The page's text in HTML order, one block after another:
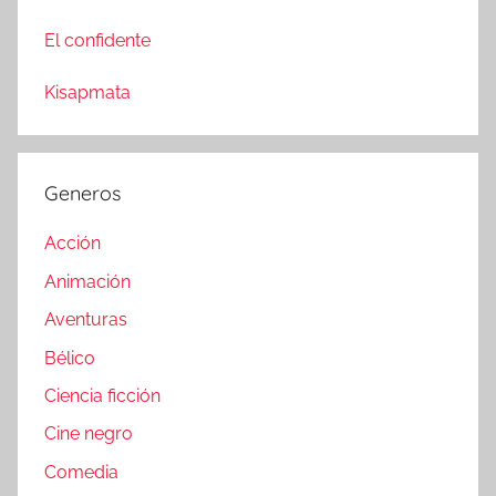
El confidente
Kisapmata
Generos
Acción
Animación
Aventuras
Bélico
Ciencia ficción
Cine negro
Comedia